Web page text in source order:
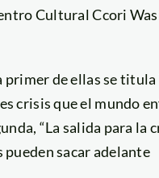
Cultural Ccori
de ellas se titula
crisis que el mundo
“La salida para la
pueden sacar adelante